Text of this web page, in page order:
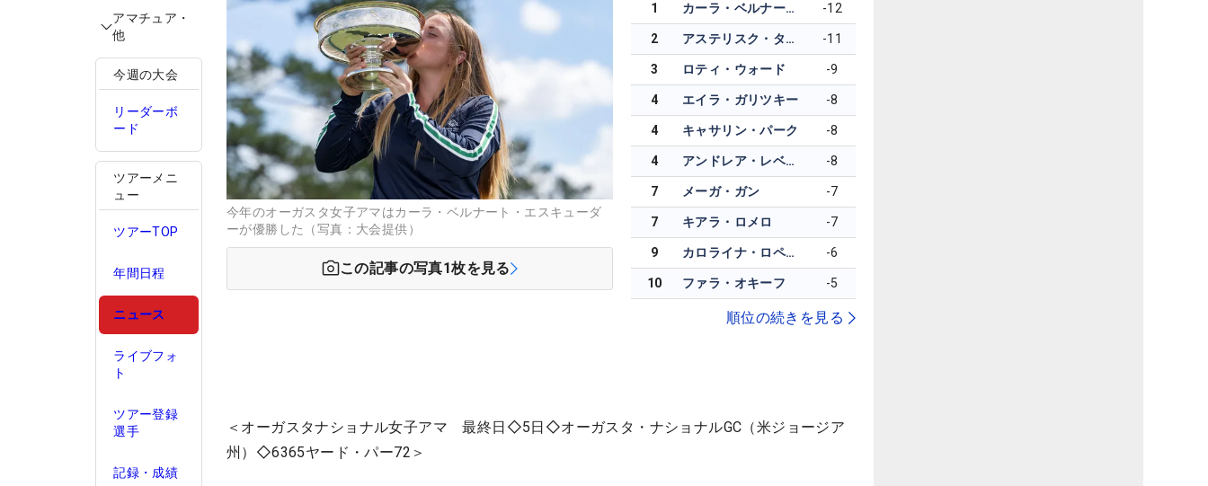
アマチュア・
他
今週の大会
リーダーボ
ード
ツアーメニ
ュー
ツアーTOP
年間日程
ニュース
ライブフォ
ト
ツアー登録
選手
記録・成績
今年のオーガスタ女子アマはカーラ・ベルナート・エスキューダ
ーが優勝した（写真：大会提供）
この記事の写真1枚を見る
1 カーラ・ベルナート・エスキューダー -12
2 アステリスク・タリー -11
3 ロティ・ウォード -9
4 エイラ・ガリツキー -8
4 キャサリン・パーク -8
4 アンドレア・レベルタ -8
7 メーガ・ガン -7
7 キアラ・ロメロ -7
9 カロライナ・ロペスチャカラ -6
10 ファラ・オキーフ -5
順位の続きを見る
＜オーガスタナショナル女子アマ 最終日◇5日◇オーガスタ・ナショナルGC（米ジョージア
州）◇6365ヤード・パー72＞